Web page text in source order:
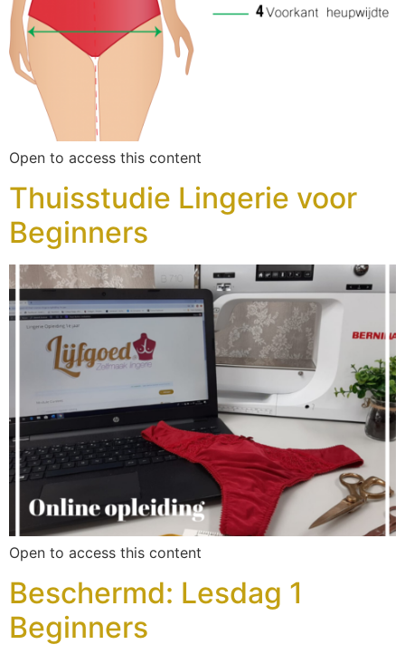
Open to access this content
Thuisstudie Lingerie voor
Beginners
Open to access this content
Beschermd: Lesdag 1
Beginners